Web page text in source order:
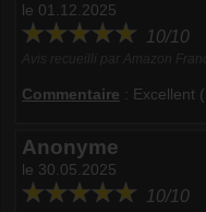
le 01.12.2025
10/10
Commentaire : Excellent
Anonyme
le 30.05.2025
10/10